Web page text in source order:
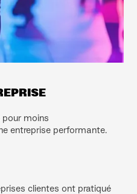
moins
entreprise performante.
clientes ont pratiqué